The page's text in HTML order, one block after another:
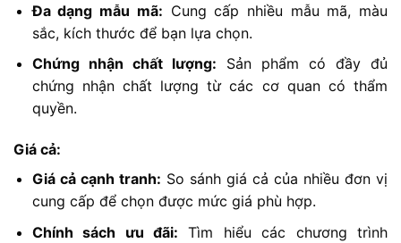
Đa dạng mẫu mã: Cung cấp nhiều mẫu mã, màu
sắc, kích thước để bạn lựa chọn.
Chứng nhận chất lượng: Sản phẩm có đầy đủ
chứng nhận chất lượng từ các cơ quan có thẩm
quyền.
Giá cả:
Giá cả cạnh tranh: So sánh giá cả của nhiều đơn vị
cung cấp để chọn được mức giá phù hợp.
Chính sách ưu đãi: Tìm hiểu các chương trình